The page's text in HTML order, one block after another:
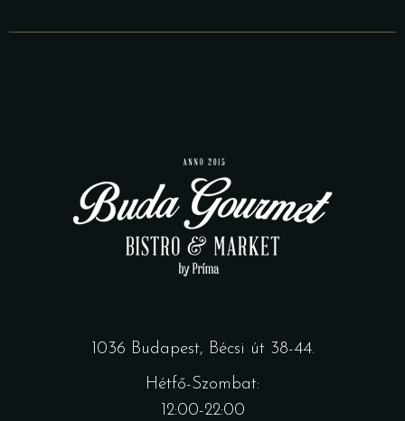
1036 Budapest, Bécsi út 38-44.
Hétfő-Szombat:
12:00-22:00